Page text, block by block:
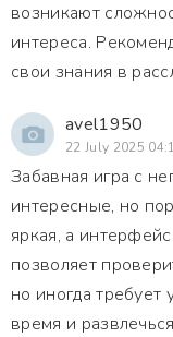
возникают
интереса.
свои знания в
avel1950
22 July 2025
Забавная игра с
интересные, но
яркая, а
позволяет
но иногда требует
время и